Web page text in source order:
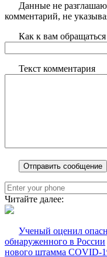
Данные не
комментарий, не
Как к вам обращаться
Текст комментария
Читайте далее:
Ученый оценил
обнаруженного в России
нового штамма COVID-